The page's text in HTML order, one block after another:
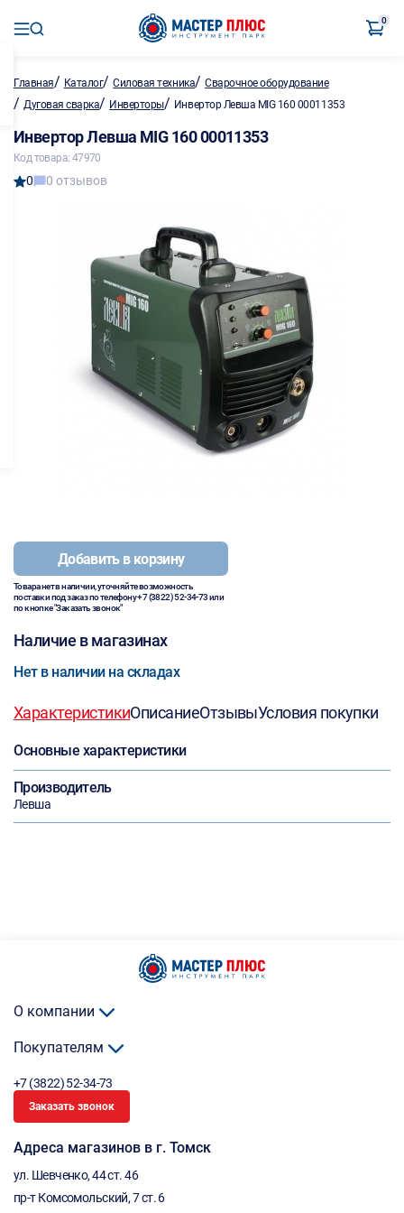
0
Главная/ Каталог/Силовая техника/Сварочное оборудование
/ Дуговая сварка/ Инверторы/ Инвертор Левша MIG 160 00011353
Инвертор Левша MIG 160 00011353
Код товара: 47970
0 0 отзывов
Добавить в корзину
Товара нет в наличии, уточняйте возможность
поставки под заказ по телефону+7 (3822) 52-34-73или
по кнопке "Заказать звонок"
Наличие в магазинах
Нет в наличии на складах
ХарактеристикиОписаниеОтзывыУсловия покупки
Основные характеристики
Производитель
Левша
О компании
Покупателям
+7 (3822) 52-34-73
Заказать звонок
Адреса магазинов в г. Томск
ул. Шевченко, 44 ст. 46
пр-т Комсомольский, 7 ст. 6